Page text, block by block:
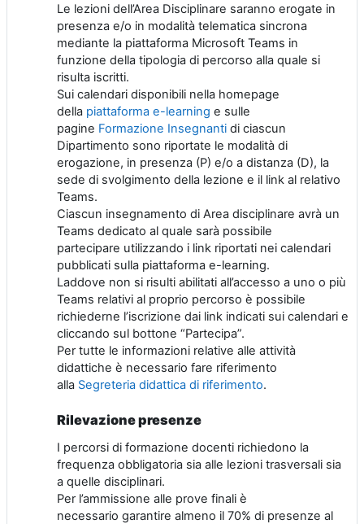
Le lezioni dell’Area Disciplinare saranno erogate in
presenza e/o in modalità telematica sincrona
mediante la piattaforma Microsoft Teams in
funzione della tipologia di percorso alla quale si
risulta iscritti.
Sui calendari disponibili nella homepage
della piattaforma e-learning e sulle
pagine Formazione Insegnanti di ciascun
Dipartimento sono riportate le modalità di
erogazione, in presenza (P) e/o a distanza (D), la
sede di svolgimento della lezione e il link al relativo
Teams.
Ciascun insegnamento di Area disciplinare avrà un
Teams dedicato al quale sarà possibile
partecipare utilizzando i link riportati nei calendari
pubblicati sulla piattaforma e-learning.
Laddove non si risulti abilitati all’accesso a uno o più
Teams relativi al proprio percorso è possibile
richiederne l’iscrizione dai link indicati sui calendari e
cliccando sul bottone “Partecipa”.
Per tutte le informazioni relative alle attività
didattiche è necessario fare riferimento
alla Segreteria didattica di riferimento.
Rilevazione presenze
I percorsi di formazione docenti richiedono la
frequenza obbligatoria sia alle lezioni trasversali sia
a quelle disciplinari.
Per l’ammissione alle prove finali è
necessario garantire almeno il 70% di presenze al